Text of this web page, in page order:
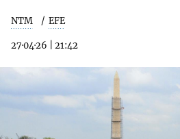
NTM EFE
27·04·26 21:42